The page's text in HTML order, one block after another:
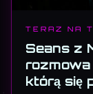
TERAZ NA
Seans z
rozmowa
którą się